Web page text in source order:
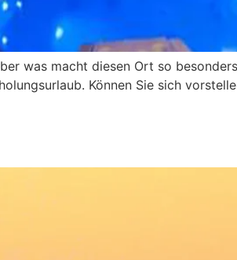
was macht diesen Ort so
Können Sie sich